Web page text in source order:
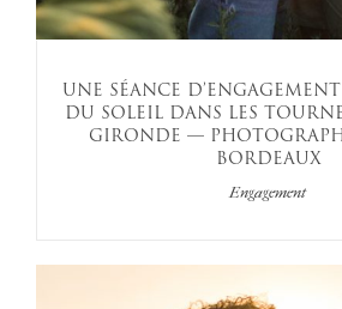
UNE SÉANCE
DU SOLEIL DANS LES
GIRONDE —
BORDEAUX
Engagement